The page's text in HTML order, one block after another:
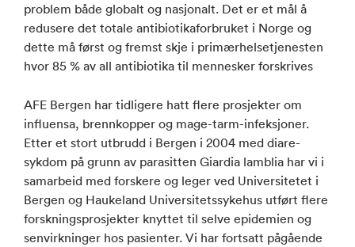
problem både globalt og nasjonalt. Det er et mål å
redusere det totale antibiotikaforbruket i Norge og
dette må først og fremst skje i primærhelsetjenesten
hvor 85 % av all antibiotika til mennesker forskrives
AFE Bergen har tidligere hatt flere prosjekter om
influensa, brennkopper og mage-tarm-infeksjoner.
Etter et stort utbrudd i Bergen i 2004 med diare-
sykdom på grunn av parasitten Giardia lamblia har vi i
samarbeid med forskere og leger ved Universitetet i
Bergen og Haukeland Universitetssykehus utført flere
forskningsprosjekter knyttet til selve epidemien og
senvirkninger hos pasienter. Vi har fortsatt pågående